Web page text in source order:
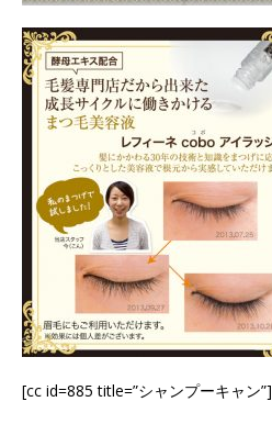
[cc id=885 title=”シャンプーキャン”]